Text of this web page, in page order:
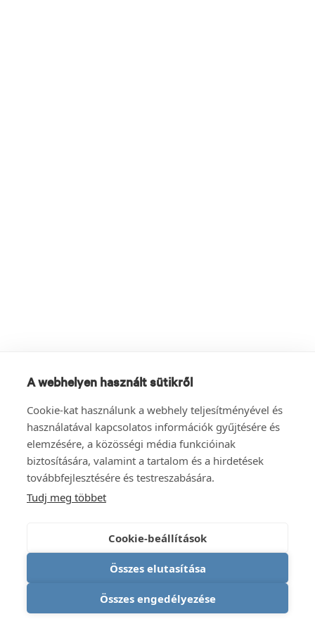
A webhelyen használt sütikről
Cookie-kat használunk a webhely teljesítményével és
használatával kapcsolatos információk gyűjtésére és
elemzésére, a közösségi média funkcióinak
biztosítására, valamint a tartalom és a hirdetések
továbbfejlesztésére és testreszabására.
Tudj meg többet
Cookie-beállítások
Összes elutasítása
Összes engedélyezése